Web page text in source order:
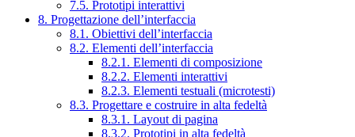
7.5. Prototipi interattivi
8. Progettazione dell’interfaccia
8.1. Obiettivi dell’interfaccia
8.2. Elementi dell’interfaccia
8.2.1. Elementi di composizione
8.2.2. Elementi interattivi
8.2.3. Elementi testuali (microtesti)
8.3. Progettare e costruire in alta fedeltà
8.3.1. Layout di pagina
8.3.2. Prototipi in alta fedeltà